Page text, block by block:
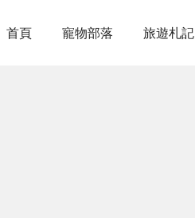
首頁 寵物部落 旅遊札記